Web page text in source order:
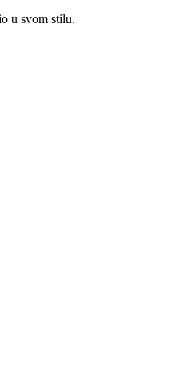
u svom stilu.